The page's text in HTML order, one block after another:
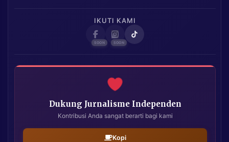
IKUTI KAMI
Dukung Jurnalisme Independen
Kontribusi Anda sangat berarti bagi kami
Kopi